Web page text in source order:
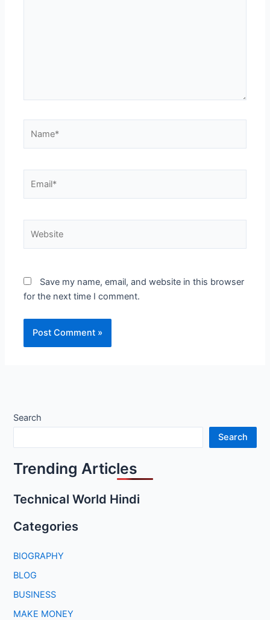
Save my name, email, and website in this browser
for the next time I comment.
Search
Search
Trending Articles
Technical World Hindi
Categories
BIOGRAPHY
BLOG
BUSINESS
MAKE MONEY